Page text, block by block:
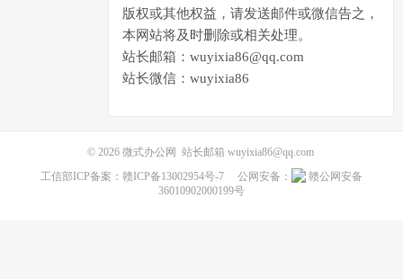
版权或其他权益，请发送邮件或微信告之，
本网站将及时删除或相关处理。
站长邮箱：wuyixia86@qq.com
站长微信：wuyixia86
© 2026 微式办公网 站长邮箱 wuyixia86@qq.com
工信部ICP备案： 赣ICP备13002954号-7 公网安备：
赣公网安备
36010902000199号